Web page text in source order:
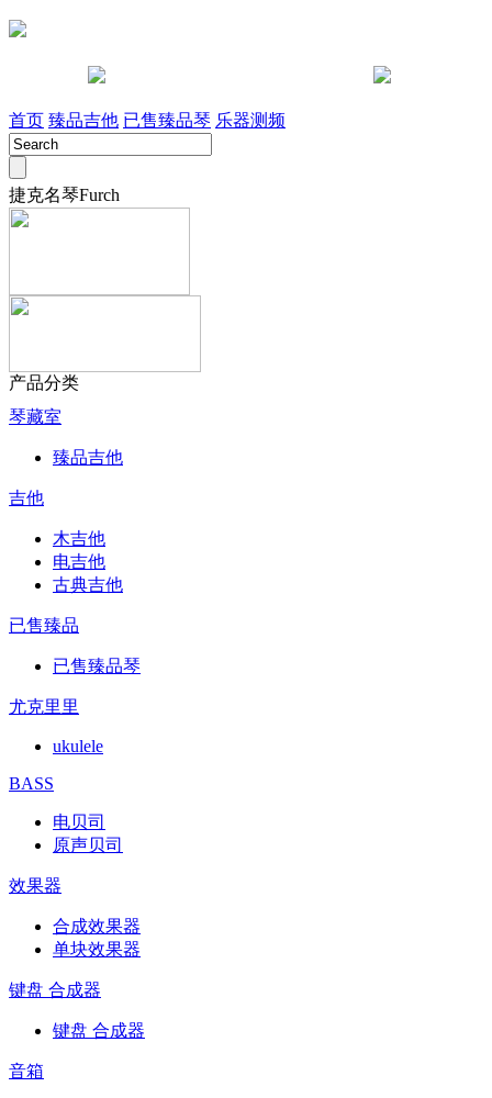
首页 臻品吉他 已售臻品琴 乐器测频
捷克名琴Furch
产品分类
琴藏室
臻品吉他
吉他
木吉他
电吉他
古典吉他
已售臻品
已售臻品琴
尤克里里
ukulele
BASS
电贝司
原声贝司
效果器
合成效果器
单块效果器
键盘 合成器
键盘 合成器
音箱